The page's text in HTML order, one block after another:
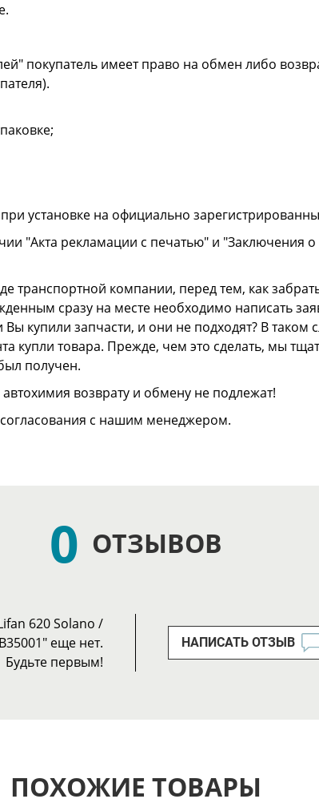
покупатель имеет право на обмен либо
установке на официально
"Акта рекламации с печатью" и "Заключения
транспортной компании, перед тем, как
сразу на месте необходимо написать
купили запчасти, и они не подходят? В
купли товара. Прежде, чем это сделать, мы
получен.
возврату и обмену не подлежат!
согласования с нашим менеджером.
0 ОТЗЫВОВ
620 Solano /
еще нет.
Будьте первым!
НАПИСАТЬ ОТЗЫВ
ПОХОЖИЕ ТОВАРЫ